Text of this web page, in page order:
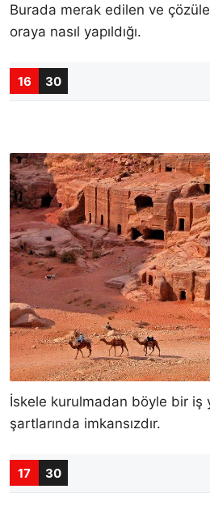
Burada merak edilen ve
oraya nasıl yapıldığı.
16 30
İskele kurulmadan böyle bir iş
şartlarında imkansızdır.
17 30